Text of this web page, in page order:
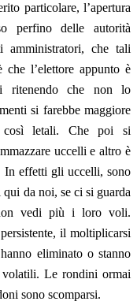
particolare, l’apertura
perfino delle autorità
amministratori, che tali
l’elettore appunto è
ritenendo che non lo
si farebbe maggiore
così letali. Che poi si
uccelli e altro è
In effetti gli uccelli, sono
qui da noi, se ci si guarda
vedi più i loro voli.
il moltiplicarsi
eliminato o stanno
volatili. Le rondini ormai
sono scomparsi.